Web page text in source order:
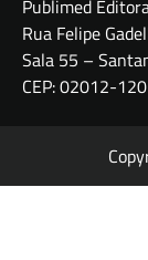
Publimed
Rua Felipe
Sala 55 –
CEP: 02012-